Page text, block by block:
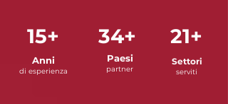
15+
Anni
di esperienza
34+
Paesi
partner
21+
Settori
serviti